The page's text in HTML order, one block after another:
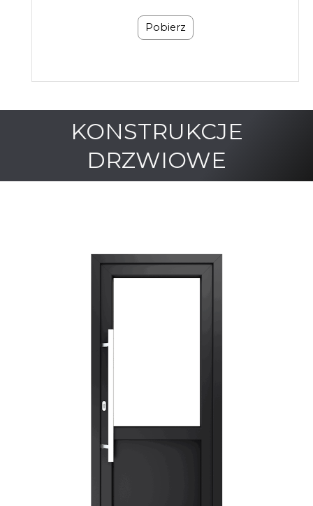
Pobierz
KONSTRUKCJE
DRZWIOWE